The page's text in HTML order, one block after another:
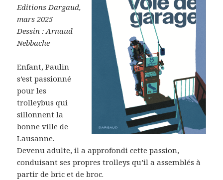
Editions Dargaud,
mars 2025
Dessin : Arnaud
Nebbache
Enfant, Paulin
s’est passionné
pour les
trolleybus qui
sillonnent la
bonne ville de
Lausanne.
Devenu adulte, il a approfondi cette passion,
conduisant ses propres trolleys qu’il a assemblés à
partir de bric et de broc.